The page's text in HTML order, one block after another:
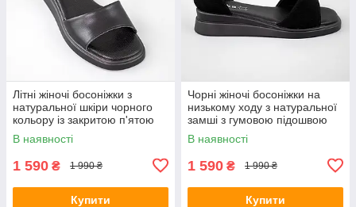
Літні жіночі босоніжки з
натуральної шкіри чорного
кольору із закритою п'ятою
на ремінці
В наявності
1 590 ₴ 1 990 ₴
Купити
Чорні жіночі босоніжки на
низькому ходу з натуральної
замші з гумовою підошвою
В наявності
1 590 ₴ 1 990 ₴
Купити